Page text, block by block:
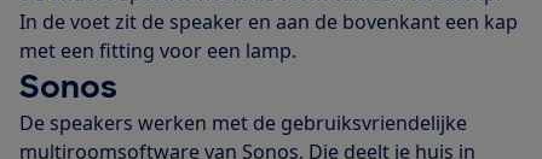
In de voet zit de speaker en aan de bovenkant een kap
met een fitting voor een lamp.
Sonos
De speakers werken met de gebruiksvriendelijke
multiroomsoftware van Sonos. Die deelt je huis in